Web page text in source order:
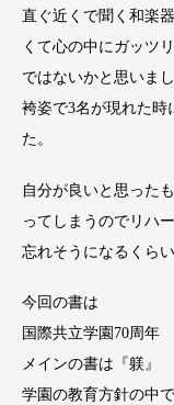
直ぐ近くで聞く和楽
くて心の中にガッツ
ではないかと思いまし
袴姿で3名が現れた時
た。
自分が良いと思った
ってしまうのでリハ
忘れそうになるくらい
今回の書は
国際共立学園70周年
メインの書は『躾』
学園の教育方針の中